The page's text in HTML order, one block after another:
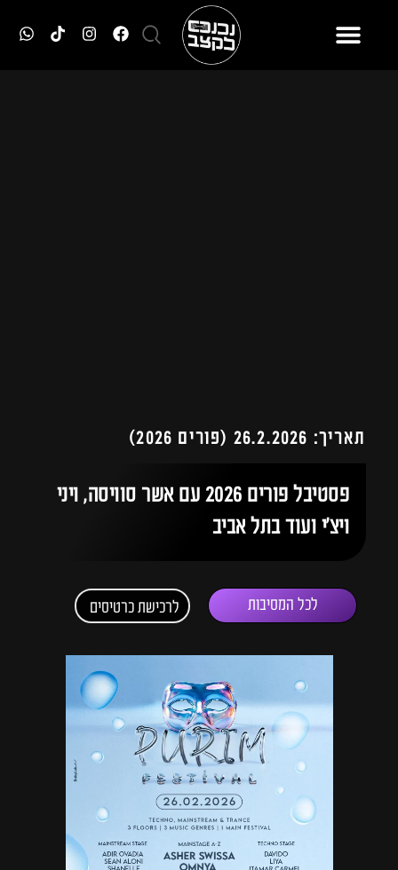
תאריך: 26.2.2026 (פורים 2026)
פסטיבל פורים 2026 עם אשר סוויסה, ויני
ויצ׳י ועוד בתל אביב
לכל המסיבות לרכישת כרטיסים